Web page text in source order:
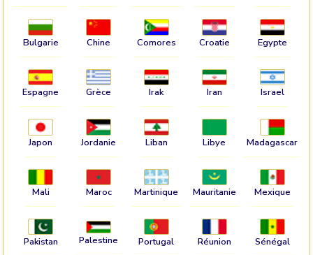
Bulgarie Chine Comores Croatie Egypte
Espagne Grèce Irak Iran Israel
Japon Jordanie Liban Libye Madagascar
Mali Maroc Martinique Mauritanie Mexique
Pakistan Palestine Portugal Réunion Sénégal